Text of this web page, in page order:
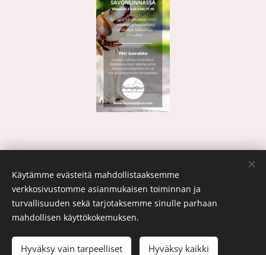
Share
© 2026Tassunjäljissä.Kaikki oikeudet pidätetään.
Käytämme evästeitä mahdollistaaksemme
verkkosivustomme asianmukaisen toiminnan ja
turvallisuuden sekä tarjotaksemme sinulle parhaan
mahdollisen käyttökokemuksen.
Hyväksy vain tarpeelliset Hyväksy kaikki